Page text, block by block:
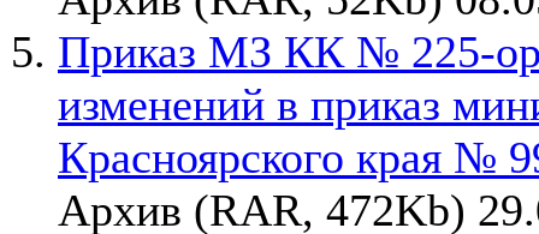
Приказ МЗ КК № 225-
изменений в приказ
Красноярского края №
Архив (RAR, 472Kb)